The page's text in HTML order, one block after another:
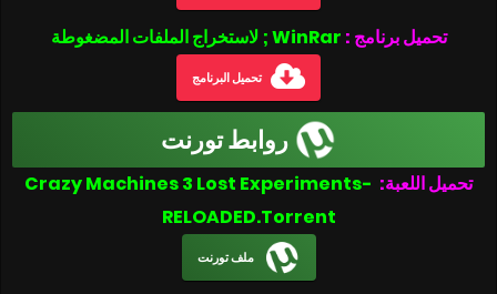
تحميل برنامج : WinRar ; لاستخراج الملفات المضغوطة
تحميل البرنامج
روابط تورنت
تحميل اللعبة: Crazy Machines 3 Lost Experiments-
RELOADED.Torrent
ملف تورنت